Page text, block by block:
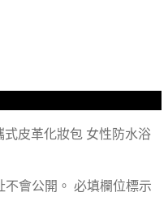
式皮革化妝包 女性防水浴
會公開。 必填欄位標示